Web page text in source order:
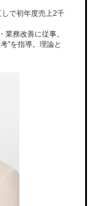
で初年度売上2千
業務改善に従事。
”を指導。理論と